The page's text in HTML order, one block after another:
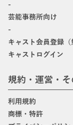
-
芸能事務所向け
-
キャスト会員登録（
キャストログイン
規約・運営・
利用規約
商標・特許